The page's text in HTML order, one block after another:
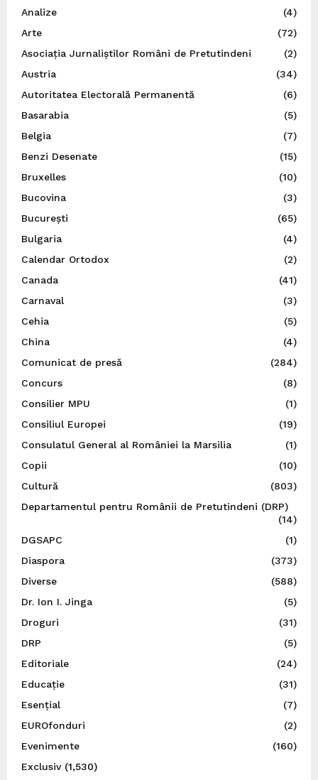
Analize
(4)
Arte
(72)
Asociația Jurnaliștilor Români de Pretutindeni
(2)
Austria
(34)
Autoritatea Electorală Permanentă
(6)
Basarabia
(5)
Belgia
(7)
Benzi Desenate
(15)
Bruxelles
(10)
Bucovina
(3)
București
(65)
Bulgaria
(4)
Calendar Ortodox
(2)
Canada
(41)
Carnaval
(3)
Cehia
(5)
China
(4)
Comunicat de presă
(284)
Concurs
(8)
Consilier MPU
(1)
Consiliul Europei
(19)
Consulatul General al României la Marsilia
(1)
Copii
(10)
Cultură
(803)
Departamentul pentru Românii de Pretutindeni (DRP)
(14)
DGSAPC
(1)
Diaspora
(373)
Diverse
(588)
Dr. Ion I. Jinga
(5)
Droguri
(31)
DRP
(5)
Editoriale
(24)
Educație
(31)
Esențial
(7)
EUROfonduri
(2)
Evenimente
(160)
Exclusiv(1,530)